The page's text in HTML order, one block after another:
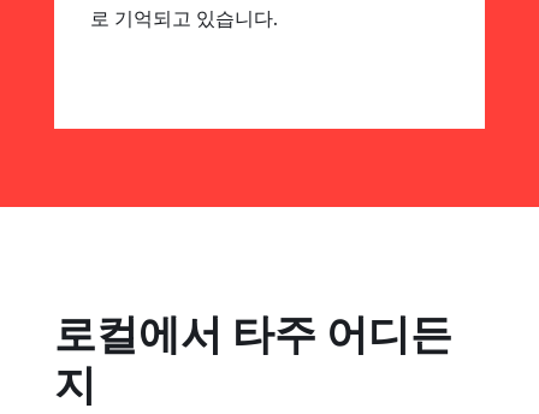
로 기억되고 있습니다.
로컬에서 타주 어디든
지